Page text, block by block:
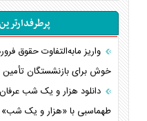
غرب
اربعین، کابوس مشترک
برنامه هفتم توسعه در
کنوانسیون دریای خزر در
اوکراین بازوی مخرب
اهمیت راهبردی اردن برای
خوش برای بازنشستگان تأمین
دانلود هزار و یک شب
طهماسبی با «هزار و یک